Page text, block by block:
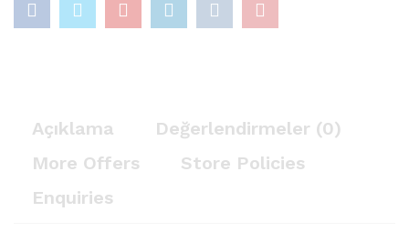
Açıklama
Değerlendirmeler (0)
More Offers
Store Policies
Enquiries